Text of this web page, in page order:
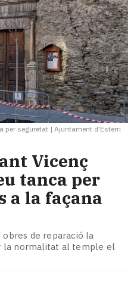
per seguretat | Ajuntament d'Esterri
Vicenç
tanca per
a la façana
de reparació la
la normalitat al temple el